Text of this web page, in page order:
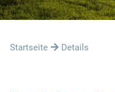
Startseite Details